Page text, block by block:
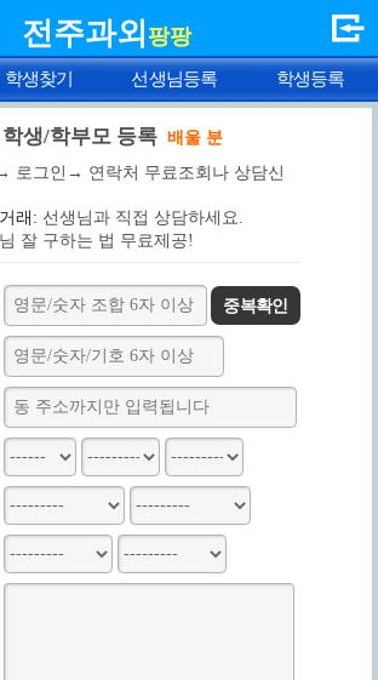
전주과외 팡팡
학생찾기 선생님등록 학생등록
학생/학부모 등록 배울 분
로그인→ 연락처 무료조회나 상담신
래: 선생님과 직접 상담하세요.
잘 구하는 법 무료제공!
중복확인